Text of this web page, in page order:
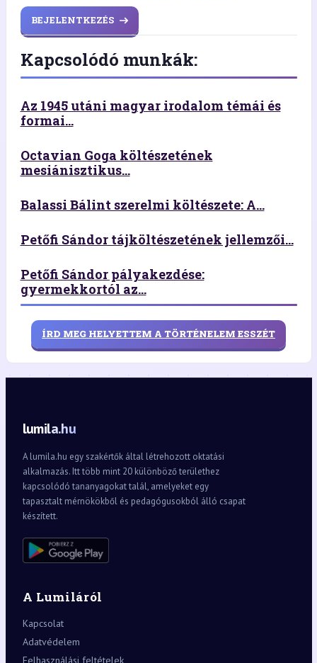
BEJELENTKEZÉS
Kapcsolódó munkák:
Az 1945 utáni magyar irodalom témái és
formai...
Octavian Goga költészetének
mesiánisztikus...
Balassi Bálint szerelmi költészete: A...
Petőfi Sándor tájköltészetének jellemzői...
Petőfi Sándor pályakezdése:
gyermekkortól az...
ÍRD MEG HELYETTEM A TÖRTÉNELEM ESSZÉT
lumila.hu
A lumila.hu egy szakértők által létrehozott oktatási
alkalmazás. Itt több mint 20 különböző területhez
kapcsolódó tananyagokat talál, amelyeket egy
tapasztalt mérnökökből és pedagógusokból álló csapat
készített.
A Lumiláról
Kapcsolat
Adatvédelem
Felhasználási feltételek